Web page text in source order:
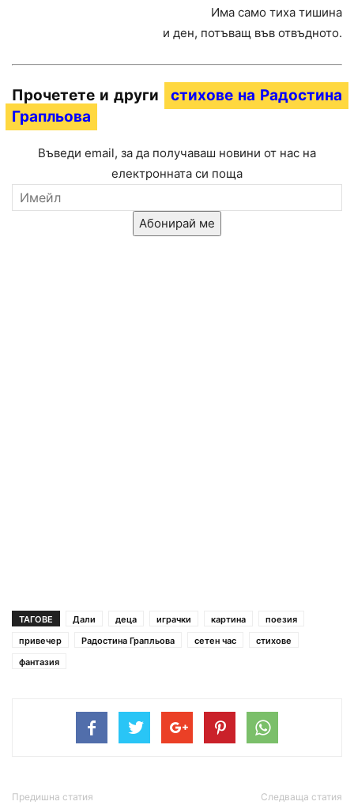
Има само тиха тишина
и ден, потъващ във отвъдното.
Прочетете и други
стихове на Радостина
Грапльова
Въведи email, за да получаваш новини от нас на
електронната си поща
Абонирай ме
ТАГОВЕ Дали деца играчки картина
поезия
привечер
Радостина Грапльова сетен час
стихове
фантазия
Предишна статия Следваща статия